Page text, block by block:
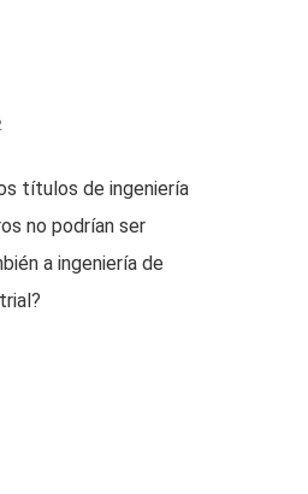
títulos de ingeniería
no podrían ser
a ingeniería de